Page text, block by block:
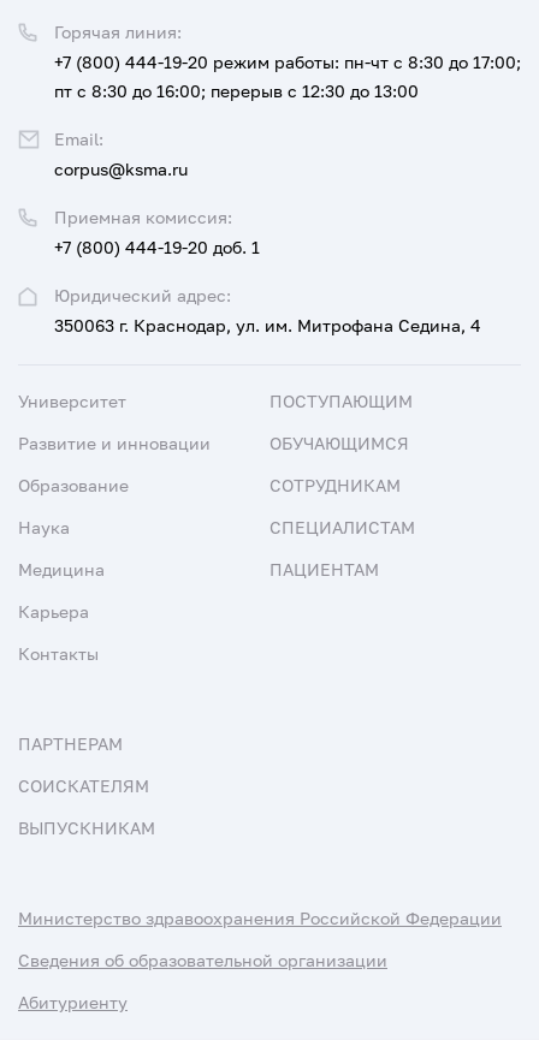
Юридический адрес:
350063 г. Краснодар, ул. им. Митрофана Седина, 4
Приемная комиссия:
+7 (800) 444-19-20 доб. 1
Горячая линия:
+7 (800) 444-19-20 режим работы: пн-чт с 8:30 до 17:00;
пт с 8:30 до 16:00; перерыв с 12:30 до 13:00
Email:
corpus@ksma.ru
Университет
Развитие и инновации
Образование
Наука
Медицина
Карьера
Контакты
ПОСТУПАЮЩИМ
ОБУЧАЮЩИМСЯ
СОТРУДНИКАМ
СПЕЦИАЛИСТАМ
ПАЦИЕНТАМ
ПАРТНЕРАМ
СОИСКАТЕЛЯМ
ВЫПУСКНИКАМ
Министерство здравоохранения Российской Федерации
Сведения об образовательной организации
Абитуриенту